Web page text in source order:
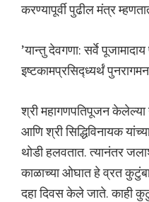
करण्यापूर्वी पुढील मंत्र
’यान्तु देवगणा: सर्वे पूजामादाय
इष्टकामप्रसिद्ध्यर्थं
श्री महागणपतिपूजन
आणि श्री सिद्धिविनायक
थोडी हलवतात. त्यानंतर
काळाच्या ओघात हे व्रत
दहा दिवस केले जाते. काही